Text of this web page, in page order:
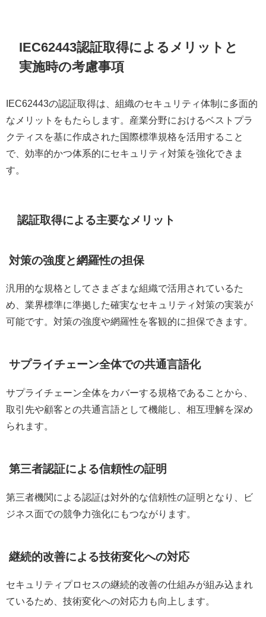
IEC62443認証取得によるメリットと
実施時の考慮事項
IEC62443の認証取得は、組織のセキュリティ体制に多面的
なメリットをもたらします。産業分野におけるベストプラ
クティスを基に作成された国際標準規格を活用すること
で、効率的かつ体系的にセキュリティ対策を強化できま
す。
認証取得による主要なメリット
対策の強度と網羅性の担保
汎用的な規格としてさまざまな組織で活用されているた
め、業界標準に準拠した確実なセキュリティ対策の実装が
可能です。対策の強度や網羅性を客観的に担保できます。
サプライチェーン全体での共通言語化
サプライチェーン全体をカバーする規格であることから、
取引先や顧客との共通言語として機能し、相互理解を深め
られます。
第三者認証による信頼性の証明
第三者機関による認証は対外的な信頼性の証明となり、ビ
ジネス面での競争力強化にもつながります。
継続的改善による技術変化への対応
セキュリティプロセスの継続的改善の仕組みが組み込まれ
ているため、技術変化への対応力も向上します。